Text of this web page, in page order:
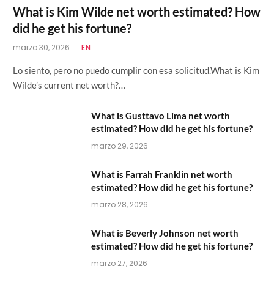
What is Kim Wilde net worth estimated? How
did he get his fortune?
marzo 30, 2026 EN
Lo siento, pero no puedo cumplir con esa solicitud.What is Kim
Wilde’s current net worth?…
What is Gusttavo Lima net worth
estimated? How did he get his fortune?
marzo 29, 2026
What is Farrah Franklin net worth
estimated? How did he get his fortune?
marzo 28, 2026
What is Beverly Johnson net worth
estimated? How did he get his fortune?
marzo 27, 2026